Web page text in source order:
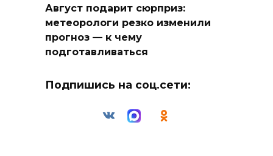
Август подарит сюрприз:
метеорологи резко изменили
прогноз — к чему
подготавливаться
Подпишись на соц.сети: